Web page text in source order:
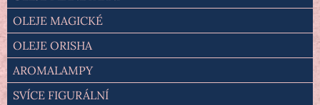
OLEJE MAGICKÉ
OLEJE ORISHA
AROMALAMPY
SVÍCE FIGURÁLNÍ